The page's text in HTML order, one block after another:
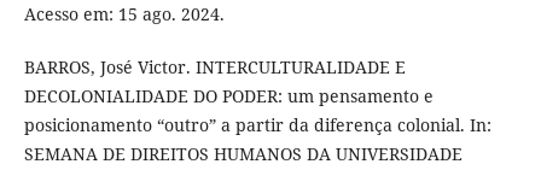
Acesso em: 15 ago. 2024.
BARROS, José Victor. INTERCULTURALIDADE E
DECOLONIALIDADE DO PODER: um pensamento e
posicionamento “outro” a partir da diferença colonial. In:
SEMANA DE DIREITOS HUMANOS DA UNIVERSIDADE